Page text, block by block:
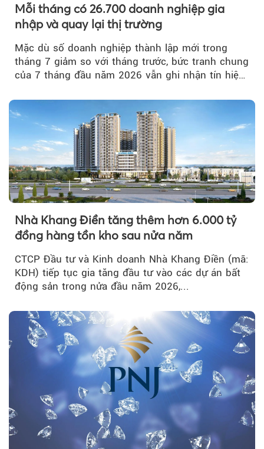
Mỗi tháng có 26.700 doanh nghiệp gia
nhập và quay lại thị trường
Mặc dù số doanh nghiệp thành lập mới trong
tháng 7 giảm so với tháng trước, bức tranh chung
của 7 tháng đầu năm 2026 vẫn ghi nhận tín hiệu
Nhà Khang Điền tăng thêm hơn 6.000 tỷ
đồng hàng tồn kho sau nửa năm
CTCP Đầu tư và Kinh doanh Nhà Khang Điền (mã:
KDH) tiếp tục gia tăng đầu tư vào các dự án bất
động sản trong nửa đầu năm 2026,...